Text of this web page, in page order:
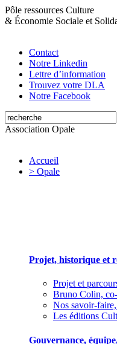
Pôle ressources Culture
& Économie Sociale et
Contact
Notre Linkedin
Lettre d’information
Trouvez votre DLA
Notre Facebook
Association Opale
Accueil
> Opale
Projet, historique et
Projet et
Bruno Colin,
Nos savoir-
Les éditions
Gouvernance,